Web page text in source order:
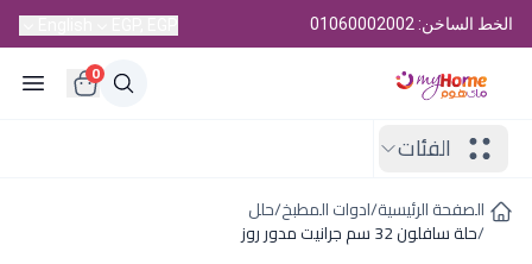
الخط الساخن: 01060002002
0
الفئات
الصفحة الرئيسية/ادوات المطبخ/حلل
/حلة سافلون 32 سم جرانيت مدور روز